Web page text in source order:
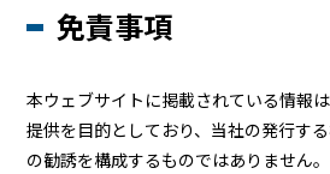
免責事項
本ウェブサイトに掲載されている情報
提供を目的としており、当社の発行す
の勧誘を構成するものではありません。